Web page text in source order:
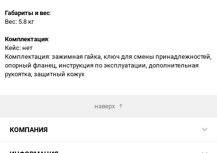
Габариты и вес:
Вес: 5.8 кг
Комплектация:
Кейс: нет
Комплектация: зажимная гайка, ключ для смены принадлежностей,
опорный фланец, инструкция по эксплуатации, дополнительная
рукоятка, защитный кожух
наверх
КОМПАНИЯ